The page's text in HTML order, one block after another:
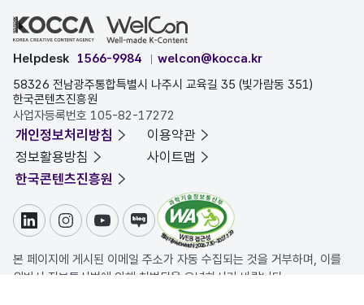
Helpdesk 1566-9984
welcon@kocca.kr
58326 전남광주통합특별시 나주시 교육길 35 (빛가람동 351)
한국콘텐츠진흥원
사업자등록번호 105-82-17272
개인정보처리방침
이용약관
정보활용방침
사이트맵
한국콘텐츠진흥원
링크드인인스타그램
유튜브블로그
본 페이지에 게시된 이메일 주소가 자동 수집되는 것을 거부하며, 이를
위반시 정보통신법에 의해 처벌됨을 유념하시기 바랍니다.